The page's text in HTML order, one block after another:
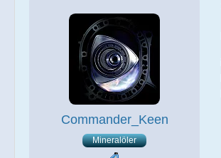
Commander_Keen
Mineralöler